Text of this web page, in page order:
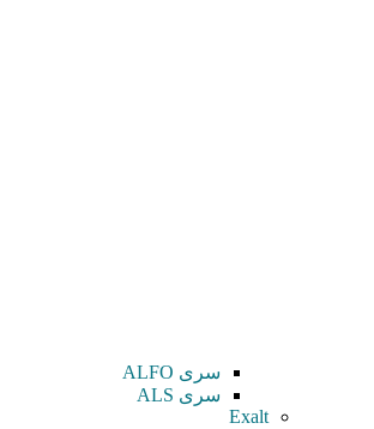
سری ALFO
سری ALS
Exalt